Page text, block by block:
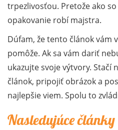
trpezlivosťou. Pretože ako
opakovanie robí majstra.
Dúfam, že tento článok vám
pomôže. Ak sa vám dariť
ukazujte svoje výtvory. Stačí
článok, pripojiť obrázok a
najlepšie viem. Spolu to
Nasledujúce články